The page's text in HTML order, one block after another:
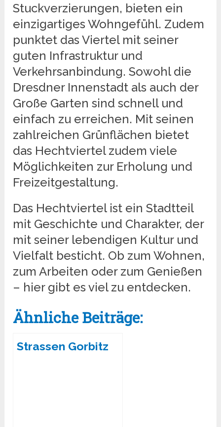
Stuckverzierungen, bieten ein
einzigartiges Wohngefühl. Zudem
punktet das Viertel mit seiner
guten Infrastruktur und
Verkehrsanbindung. Sowohl die
Dresdner Innenstadt als auch der
Große Garten sind schnell und
einfach zu erreichen. Mit seinen
zahlreichen Grünflächen bietet
das Hechtviertel zudem viele
Möglichkeiten zur Erholung und
Freizeitgestaltung.
Das Hechtviertel ist ein Stadtteil
mit Geschichte und Charakter, der
mit seiner lebendigen Kultur und
Vielfalt besticht. Ob zum Wohnen,
zum Arbeiten oder zum Genießen
– hier gibt es viel zu entdecken.
Ähnliche Beiträge:
Strassen Gorbitz